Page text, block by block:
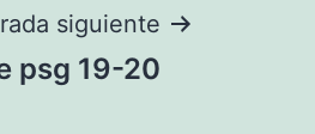
siguiente
psg 19-20